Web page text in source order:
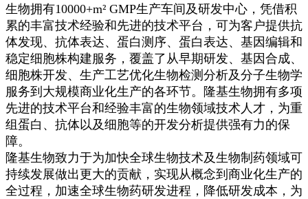
生物拥有10000+m² GMP生产车间及研发中心，凭借积
累的丰富技术经验和先进的技术平台，可为客户提供抗
体发现、抗体表达、蛋白测序、蛋白表达、基因编辑和
稳定细胞株构建服务，覆盖了从早期研发、基因合成、
细胞株开发、生产工艺优化生物检测分析及分子生物学
服务到大规模商业化生产的各环节。隆基生物拥有多项
先进的技术平台和经验丰富的生物领域技术人才，为重
组蛋白、抗体以及细胞等的开发分析提供强有力的保
障。
隆基生物致力于为加快全球生物技术及生物制药领域可
持续发展做出更大的贡献，实现从概念到商业化生产的
全过程，加速全球生物药研发进程，降低研发成本，为